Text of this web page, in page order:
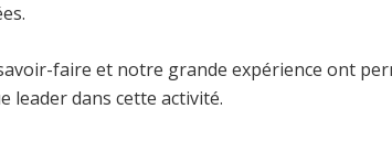
faire et notre grande expérience ont
leader dans cette activité.